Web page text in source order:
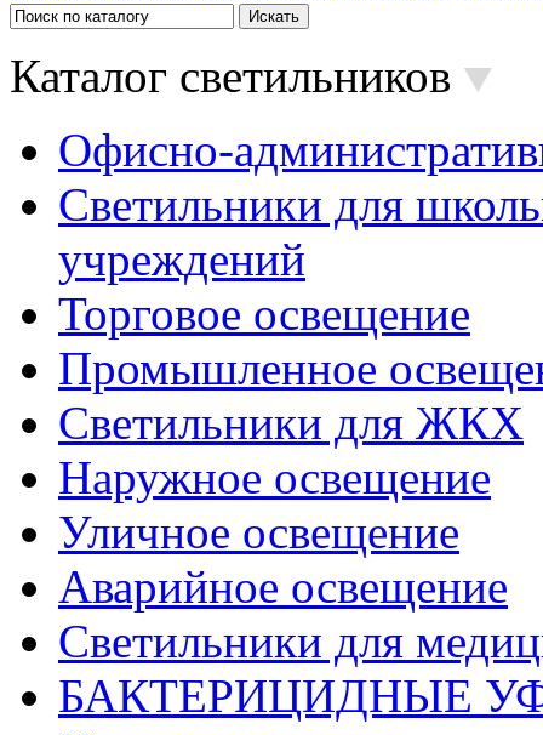
Каталог светильников
Офисно-
Светильники для
учреждений
Торговое освещение
Промышленное
Светильники для ЖКХ
Наружное освещение
Уличное освещение
Аварийное освещение
Светильники для
БАКТЕРИЦИДНЫЕ